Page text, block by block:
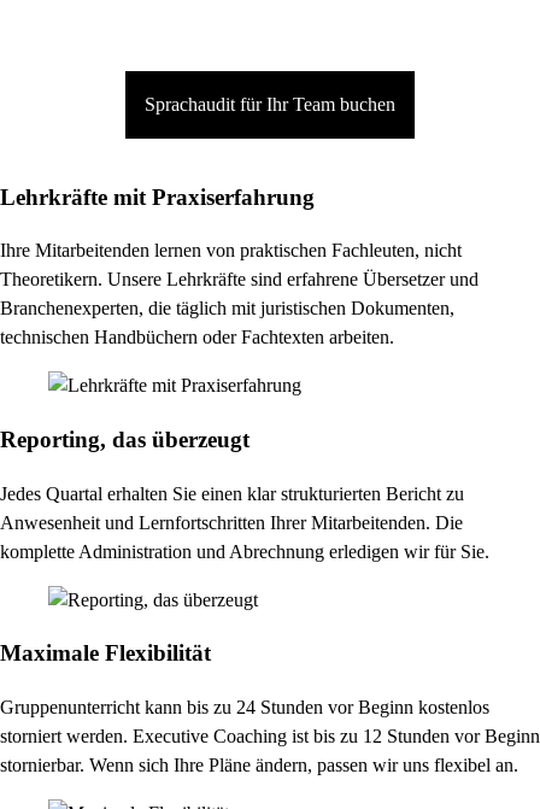
Sprachaudit für Ihr Team buchen
Lehrkräfte mit Praxiserfahrung
Ihre Mitarbeitenden lernen von praktischen Fachleuten, nicht
Theoretikern. Unsere Lehrkräfte sind erfahrene Übersetzer und
Branchenexperten, die täglich mit juristischen Dokumenten,
technischen Handbüchern oder Fachtexten arbeiten.
Reporting, das überzeugt
Jedes Quartal erhalten Sie einen klar strukturierten Bericht zu
Anwesenheit und Lernfortschritten Ihrer Mitarbeitenden. Die
komplette Administration und Abrechnung erledigen wir für Sie.
Maximale Flexibilität
Gruppenunterricht kann bis zu 24 Stunden vor Beginn kostenlos
storniert werden. Executive Coaching ist bis zu 12 Stunden vor Beginn
stornierbar. Wenn sich Ihre Pläne ändern, passen wir uns flexibel an.